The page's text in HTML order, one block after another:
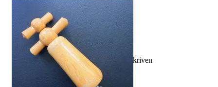
Ersättning om varan inte är som beskriven